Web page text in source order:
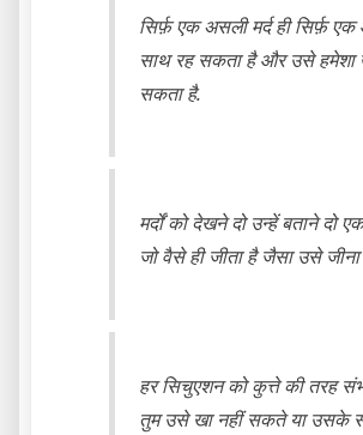
सिर्फ़ एक असली मर्द ही सिर्फ़
साथ रह सकता है और उसे
सकता है.
मर्दों को देखने दो उन्हें बताने दो
जो वैसे ही जीता है जैसा उसे जीना
हर सिचुएशन को कुत्ते की तरह
तुम उसे खा नहीं सकते या उसके